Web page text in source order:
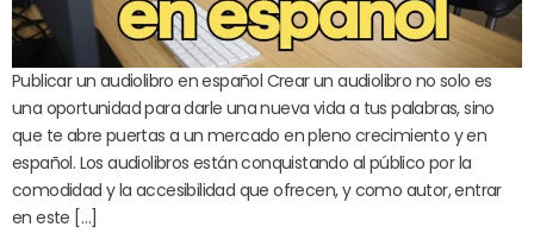
Publicar un audiolibro en español Crear un audiolibro no solo es
una oportunidad para darle una nueva vida a tus palabras, sino
que te abre puertas a un mercado en pleno crecimiento y en
español. Los audiolibros están conquistando al público por la
comodidad y la accesibilidad que ofrecen, y como autor, entrar
en este […]